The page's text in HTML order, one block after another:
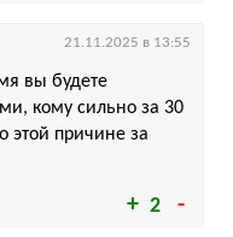
2
вы будете
кому сильно за 30
этой причине за
21.11.2025 в 13:55